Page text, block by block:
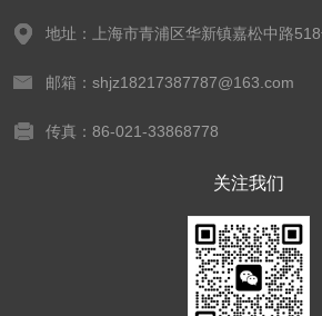
地址：上海市青浦区华新镇嘉松中路
邮箱：shjz18217387787@163.com
传真：86-021-33868778
关注我们